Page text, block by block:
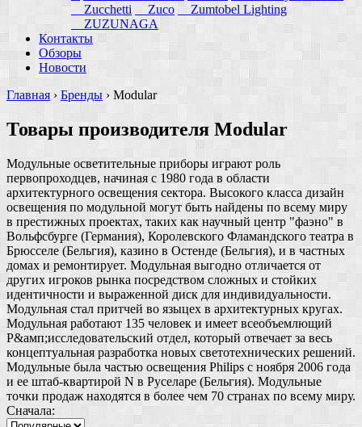
Zucchetti
Zuco
Zumtobel Lighting
ZUZUNAGA
Контакты
Обзоры
Новости
Главная › Бренды › Modular
Товары производителя Modular
Модульные осветительные приборы играют роль
первопроходцев, начиная с 1980 года в области
архитектурного освещения сектора. Высокого класса дизайн
освещения по модульной могут быть найдены по всему миру
в престижных проектах, таких как научный центр "фаэно" в
Вольфсбурге (Германия), Королевского Фламандского театра в
Брюсселе (Бельгия), казино в Остенде (Бельгия), и в частных
домах и ремонтирует. Модульная выгодно отличается от
других игроков рынка посредством сложных и стойких
идентичности и выраженной диск для индивидуальности.
Модульная стал притчей во языцех в архитектурных кругах.
Модульная работают 135 человек и имеет всеобъемлющий
Р&амп;исследовательский отдел, который отвечает за весь
концептуальная разработка новых светотехнических решений.
Модульные была частью освещения Philips с ноября 2006 года
и ее штаб-квартирой N в Руселаре (Бельгия). Модульные
точки продаж находятся в более чем 70 странах по всему миру.
Сначала: